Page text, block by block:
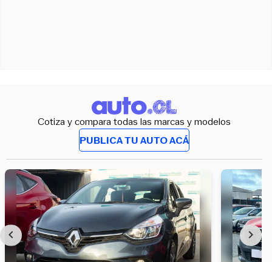
Cotiza y compara todas las marcas y modelos
PUBLICA TU AUTO ACÁ